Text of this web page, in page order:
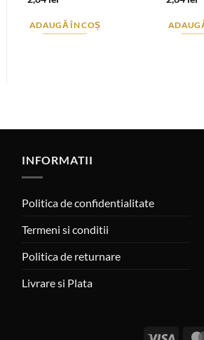
ADAUGĂ ÎN COȘ
INFORMATII
Politica de confidentialitate
Termeni si conditii
Politica de returnare
Livrare si Plata
Visa